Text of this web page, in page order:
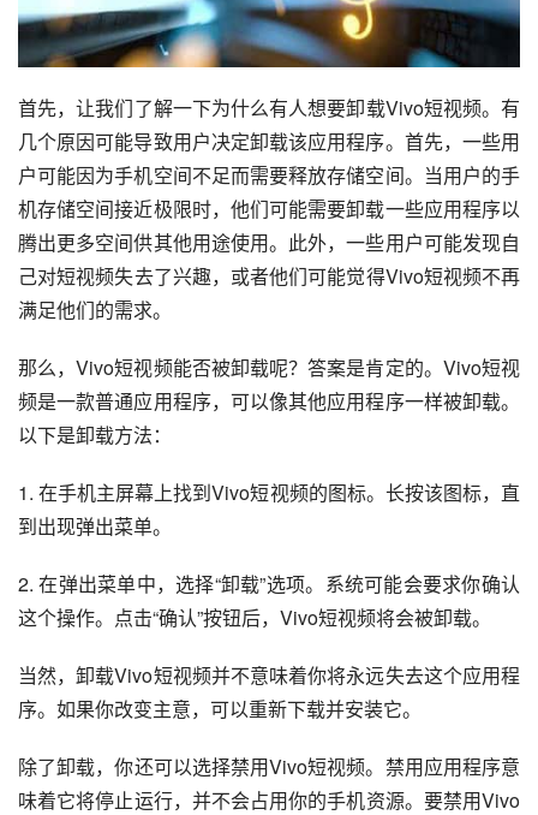
首先，让我们了解一下为什么有人想要卸载Vivo短视频。有
几个原因可能导致用户决定卸载该应用程序。首先，一些用
户可能因为手机空间不足而需要释放存储空间。当用户的手
机存储空间接近极限时，他们可能需要卸载一些应用程序以
腾出更多空间供其他用途使用。此外，一些用户可能发现自
己对短视频失去了兴趣，或者他们可能觉得Vivo短视频不再
满足他们的需求。
那么，Vivo短视频能否被卸载呢？答案是肯定的。Vivo短视
频是一款普通应用程序，可以像其他应用程序一样被卸载。
以下是卸载方法：
1. 在手机主屏幕上找到Vivo短视频的图标。长按该图标，直
到出现弹出菜单。
2. 在弹出菜单中，选择“卸载”选项。系统可能会要求你确认
这个操作。点击“确认”按钮后，Vivo短视频将会被卸载。
当然，卸载Vivo短视频并不意味着你将永远失去这个应用程
序。如果你改变主意，可以重新下载并安装它。
除了卸载，你还可以选择禁用Vivo短视频。禁用应用程序意
味着它将停止运行，并不会占用你的手机资源。要禁用Vivo